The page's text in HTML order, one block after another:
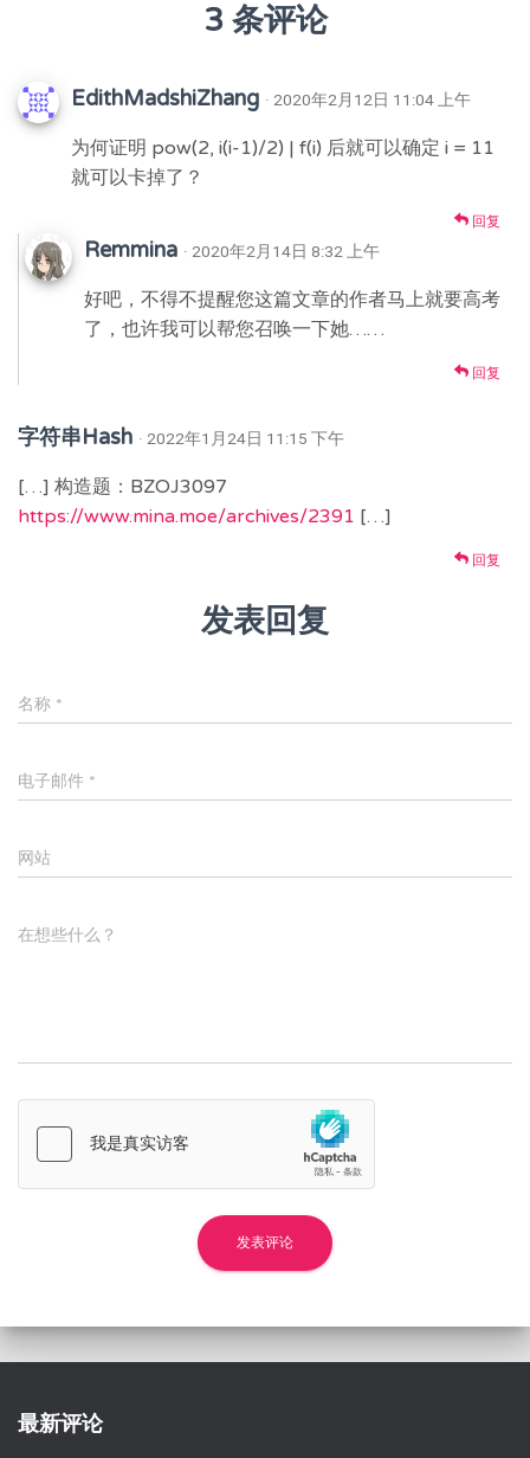
3 条评论
EdithMadshiZhang · 2020年2月12日 11:04 上午
为何证明 pow(2, i(i-1)/2) | f(i) 后就可以确定 i = 11
就可以卡掉了？
回复
Remmina · 2020年2月14日 8:32 上午
好吧，不得不提醒您这篇文章的作者马上就要高考
了，也许我可以帮您召唤一下她……
回复
字符串Hash · 2022年1月24日 11:15 下午
[…] 构造题：BZOJ3097
https://www.mina.moe/archives/2391 […]
回复
发表回复
名称 *
电子邮件 *
网站
在想些什么？
最新评论